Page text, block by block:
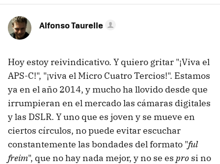
Alfonso Taurelle
Hoy estoy reivindicativo. Y quiero gritar "¡Viva el
APS-C!", "¡viva el Micro Cuatro Tercios!". Estamos
ya en el año 2014, y mucho ha llovido desde que
irrumpieran en el mercado las cámaras digitales
y las DSLR. Y uno que es joven y se mueve en
ciertos círculos, no puede evitar escuchar
constantemente las bondades del formato "ful
freim", que no hay nada mejor, y no se es pro si no